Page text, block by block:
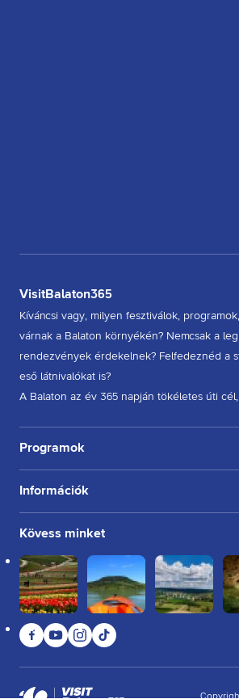
VisitBalaton365
Kíváncsi vagy, milyen fesztiválok,
várnak a Balaton környékén? Nemcsak a
rendezvények érdekelnek? Felfedeznéd a
eső látnivalókat is?
A Balaton az év 365 napján tökéletes úti
Programok
KULTÚRA FESZTIVÁL
TÚRA, SÉTA
KERÉKPÁROZÁS
Információk
Rólunk
Kapcsolat
Partnereink
Felhasználási feltételek
Adatkezelési tájékoztató
Sütikezelési tájékoztató
Kövess minket
Facebook
YouTubeInstagram
TikTok